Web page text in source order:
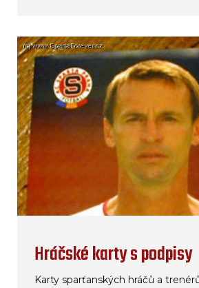
Hráčské karty s podpisy
Karty sparťanských hráčů a